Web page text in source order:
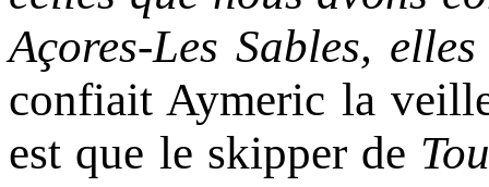
Açores-Les Sables,
confiait Aymeric la
est que le skipper de